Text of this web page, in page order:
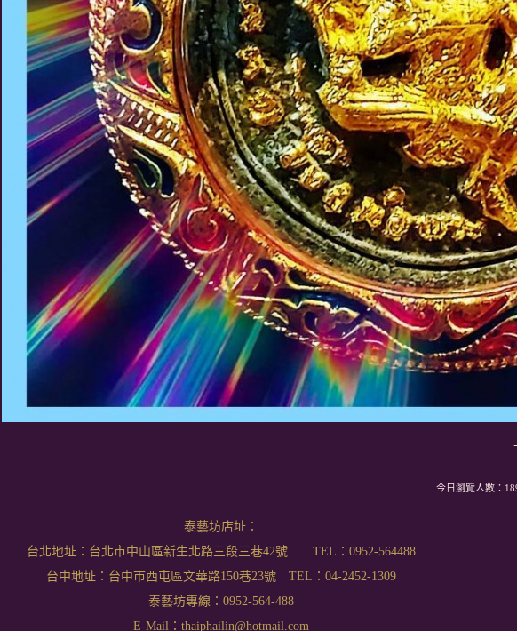
今日瀏覽人數：
泰藝坊店址：
台北地址：台北市中山區新生北路三段三巷42號 TEL：0952-564488
台中地址：台中市西屯區文華路150巷23號 TEL：04-2452-1309
泰藝坊專線：0952-564-488
E-Mail：thaiphailin@hotmail.com